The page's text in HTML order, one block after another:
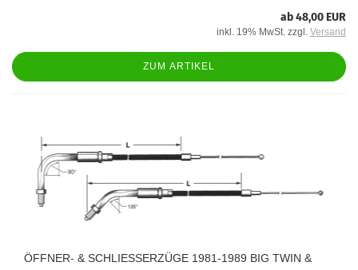
ab 48,00 EUR
inkl. 19% MwSt. zzgl. Versand
ZUM ARTIKEL
ÖFFNER- & SCHLIESSERZÜGE 1981-1989 BIG TWIN &